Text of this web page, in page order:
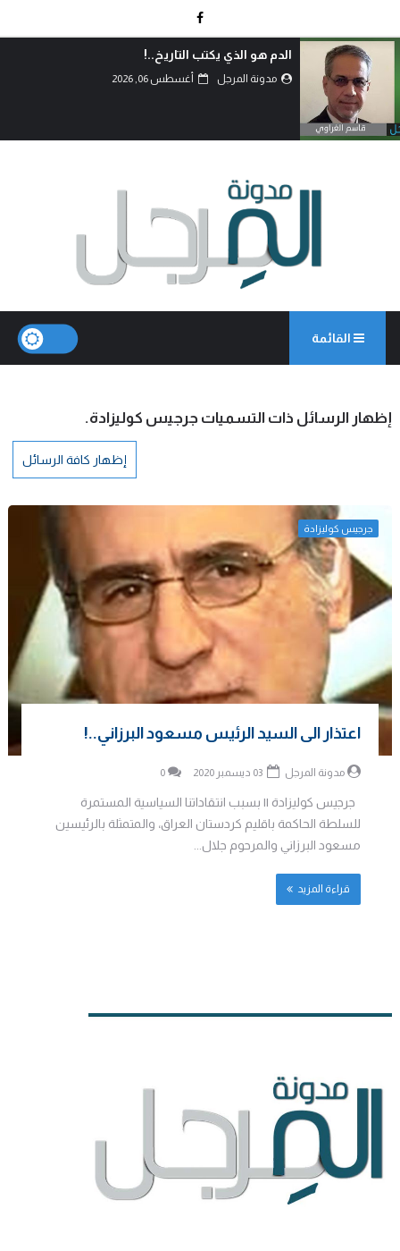
الدم هو الذي يكتب التاريخ..!
مدونة المرجل أغسطس 06, 2026
القائمة
‏إظهار الرسائل ذات التسميات جرجيس كوليزادة.
إظهار كافة الرسائل
جرجيس كوليزادة
اعتذار الى السيد الرئيس مسعود البرزاني..!
مدونة المرجل 0
جرجيس كوليزادة || بسبب انتقاداتنا السياسية المستمرة
للسلطة الحاكمة باقليم كردستان العراق، والمتمثلة بالرئيسين
مسعود البرزاني والمرحوم جلال...
قراءة المزيد